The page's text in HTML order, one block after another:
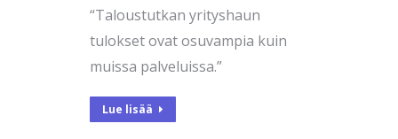
“Taloustutkan yrityshaun
tulokset ovat osuvampia kuin
muissa palveluissa.”
Lue lisää